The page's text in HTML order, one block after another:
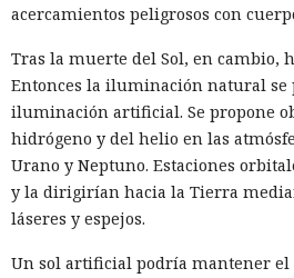
acercamientos peligrosos con
Tras la muerte del Sol, en cambio,
Entonces la iluminación natural
iluminación artificial. Se propone
hidrógeno y del helio en las
Urano y Neptuno. Estaciones
y la dirigirían hacia la Tierra
láseres y espejos.
Un sol artificial podría mantener